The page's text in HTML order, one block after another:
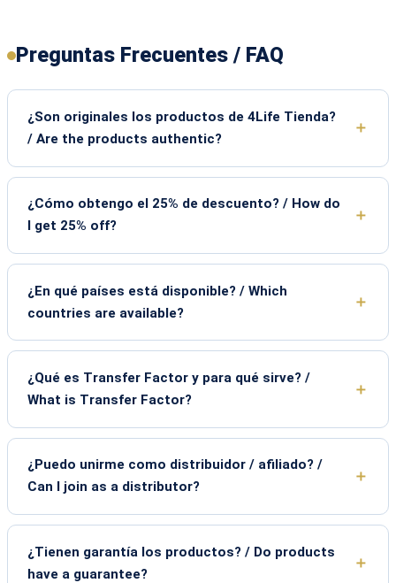
Preguntas Frecuentes / FAQ
¿Son originales los productos de 4Life Tienda?
/ Are the products authentic?
¿Cómo obtengo el 25% de descuento? / How do
I get 25% off?
¿En qué países está disponible? / Which
countries are available?
¿Qué es Transfer Factor y para qué sirve? /
What is Transfer Factor?
¿Puedo unirme como distribuidor / afiliado? /
Can I join as a distributor?
¿Tienen garantía los productos? / Do products
have a guarantee?